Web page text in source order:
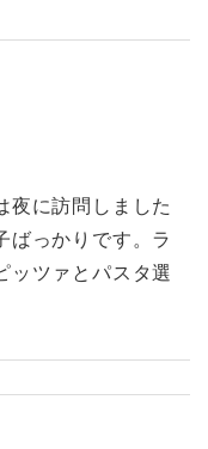
夜に訪問しました
っかりです。ラ
ッツァとパスタ選